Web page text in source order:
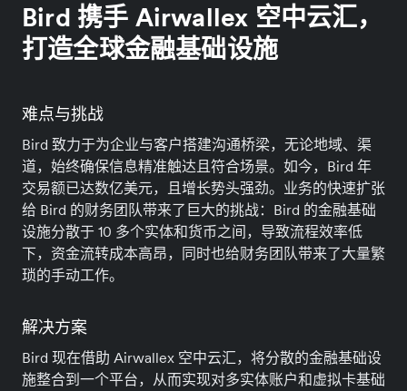
Bird 携手 Airwallex 空中云汇，
打造全球金融基础设施
难点与挑战
Bird 致力于为企业与客户搭建沟通桥梁，无论地域、渠
道，始终确保信息精准触达且符合场景。如今，Bird 年
交易额已达数亿美元，且增长势头强劲。业务的快速扩张
给 Bird 的财务团队带来了巨大的挑战：Bird 的金融基础
设施分散于 10 多个实体和货币之间，导致流程效率低
下，资金流转成本高昂，同时也给财务团队带来了大量繁
琐的手动工作。
解决方案
Bird 现在借助 Airwallex 空中云汇，将分散的金融基础设
施整合到一个平台，从而实现对多实体账户和虚拟卡基础